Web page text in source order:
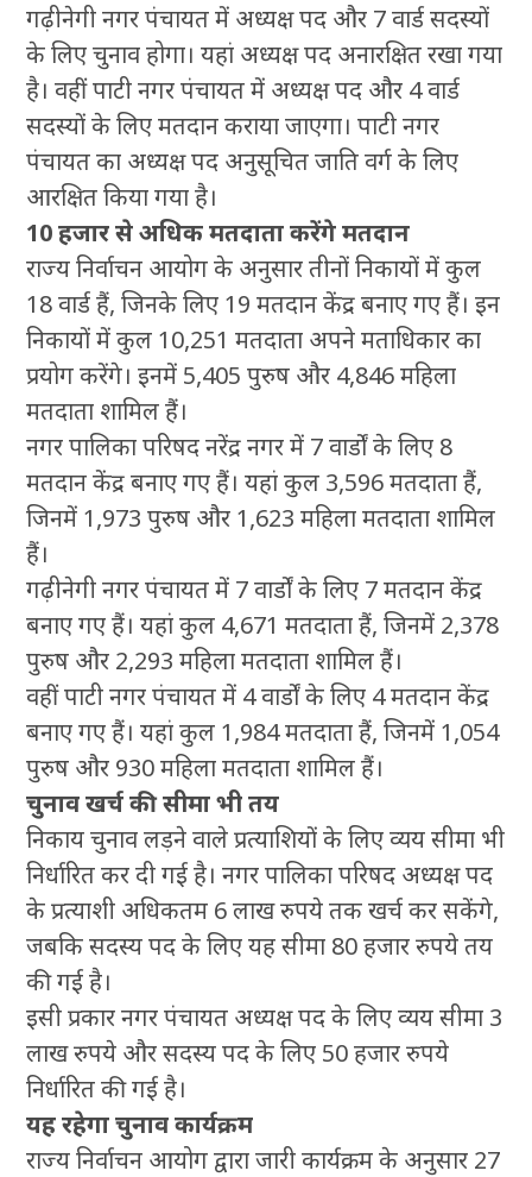
गढ़ीनेगी नगर पंचायत में अध्यक्ष पद और 7 वार्ड सदस्यों
के लिए चुनाव होगा। यहां अध्यक्ष पद अनारक्षित रखा गया
है। वहीं पाटी नगर पंचायत में अध्यक्ष पद और 4 वार्ड
सदस्यों के लिए मतदान कराया जाएगा। पाटी नगर
पंचायत का अध्यक्ष पद अनुसूचित जाति वर्ग के लिए
आरक्षित किया गया है।
10 हजार से अधिक मतदाता करेंगे मतदान
राज्य निर्वाचन आयोग के अनुसार तीनों निकायों में कुल
18 वार्ड हैं, जिनके लिए 19 मतदान केंद्र बनाए गए हैं। इन
निकायों में कुल 10,251 मतदाता अपने मताधिकार का
प्रयोग करेंगे। इनमें 5,405 पुरुष और 4,846 महिला
मतदाता शामिल हैं।
नगर पालिका परिषद नरेंद्र नगर में 7 वार्डों के लिए 8
मतदान केंद्र बनाए गए हैं। यहां कुल 3,596 मतदाता हैं,
जिनमें 1,973 पुरुष और 1,623 महिला मतदाता शामिल
हैं।
गढ़ीनेगी नगर पंचायत में 7 वार्डों के लिए 7 मतदान केंद्र
बनाए गए हैं। यहां कुल 4,671 मतदाता हैं, जिनमें 2,378
पुरुष और 2,293 महिला मतदाता शामिल हैं।
वहीं पाटी नगर पंचायत में 4 वार्डों के लिए 4 मतदान केंद्र
बनाए गए हैं। यहां कुल 1,984 मतदाता हैं, जिनमें 1,054
पुरुष और 930 महिला मतदाता शामिल हैं।
चुनाव खर्च की सीमा भी तय
निकाय चुनाव लड़ने वाले प्रत्याशियों के लिए व्यय सीमा भी
निर्धारित कर दी गई है। नगर पालिका परिषद अध्यक्ष पद
के प्रत्याशी अधिकतम 6 लाख रुपये तक खर्च कर सकेंगे,
जबकि सदस्य पद के लिए यह सीमा 80 हजार रुपये तय
की गई है।
इसी प्रकार नगर पंचायत अध्यक्ष पद के लिए व्यय सीमा 3
लाख रुपये और सदस्य पद के लिए 50 हजार रुपये
निर्धारित की गई है।
यह रहेगा चुनाव कार्यक्रम
राज्य निर्वाचन आयोग द्वारा जारी कार्यक्रम के अनुसार 27